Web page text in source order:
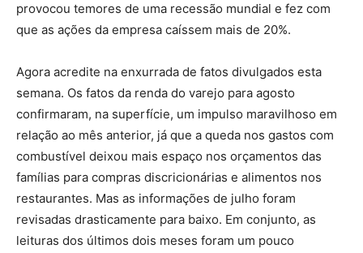
provocou temores de uma recessão mundial e fez com
que as ações da empresa caíssem mais de 20%.
Agora acredite na enxurrada de fatos divulgados esta
semana. Os fatos da renda do varejo para agosto
confirmaram, na superfície, um impulso maravilhoso em
relação ao mês anterior, já que a queda nos gastos com
combustível deixou mais espaço nos orçamentos das
famílias para compras discricionárias e alimentos nos
restaurantes. Mas as informações de julho foram
revisadas drasticamente para baixo. Em conjunto, as
leituras dos últimos dois meses foram um pouco